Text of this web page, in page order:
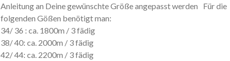
Anleitung an Deine gewünschte Größe angepasst werden Für die
folgenden Gößen benötigt man:
34/ 36 : ca. 1800m / 3 fädig
38/ 40: ca. 2000m / 3 fädig
42/ 44: ca. 2200m / 3 fädig